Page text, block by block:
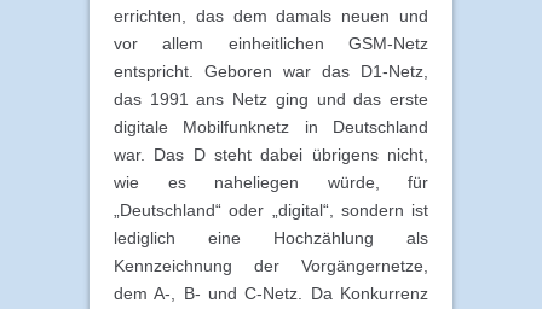
errichten, das dem damals neuen und
vor allem einheitlichen GSM-Netz
entspricht. Geboren war das D1-Netz,
das 1991 ans Netz ging und das erste
digitale Mobilfunknetz in Deutschland
war. Das D steht dabei übrigens nicht,
wie es naheliegen würde, für
„Deutschland“ oder „digital“, sondern ist
lediglich eine Hochzählung als
Kennzeichnung der Vorgängernetze,
dem A-, B- und C-Netz. Da Konkurrenz